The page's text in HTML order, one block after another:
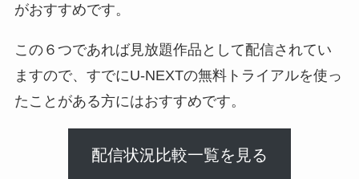
がおすすめです。
この６つであれば見放題作品として配信されてい
ますので、すでにU-NEXTの無料トライアルを使っ
たことがある方にはおすすめです。
配信状況比較一覧を見る